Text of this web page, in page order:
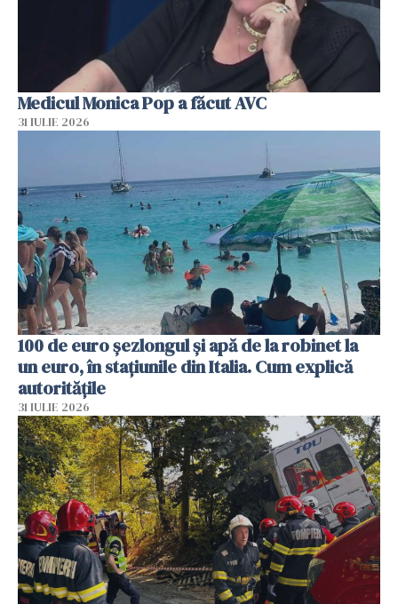
Medicul Monica Pop a făcut AVC
31 IULIE 2026
100 de euro șezlongul și apă de la robinet la
un euro, în stațiunile din Italia. Cum explică
autoritățile
31 IULIE 2026